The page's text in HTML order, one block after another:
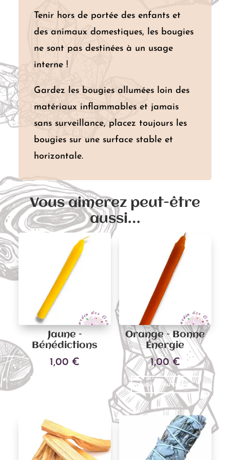
Tenir hors de portée des enfants et
des animaux domestiques, les bougies
ne sont pas destinées à un usage
interne !
Gardez les bougies allumées loin des
matériaux inflammables et jamais
sans surveillance, placez toujours les
bougies sur une surface stable et
horizontale.
Vous aimerez peut-être
aussi…
Jaune –
Bénédictions
1,00 €
Orange – Bonne
Énergie
1,00€
Ajouter au panier